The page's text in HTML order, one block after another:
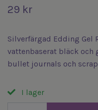
29 kr
Silverfärgad Edding
vattenbaserat bläck
bullet journals och
I lager